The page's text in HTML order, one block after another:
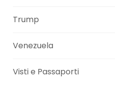
Trump
Venezuela
Visti e Passaporti